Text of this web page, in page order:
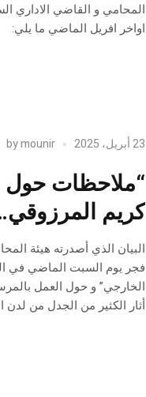
المحامي و القاضي الاداري
اواخر افريل الماضي ما يلي:
23 أبريل، 2025 bymounir
“ملاحظات حول
كريم
فجر يوم السبت الماضي في
أثار الكثير من الجدل من